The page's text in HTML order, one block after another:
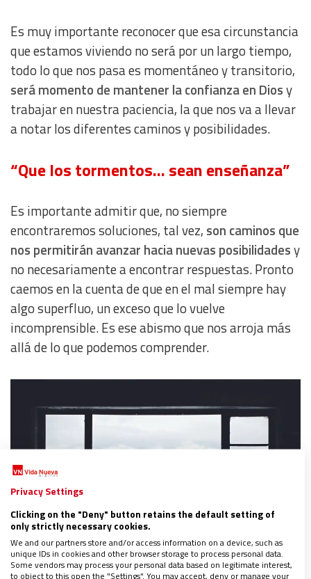
Es muy importante reconocer que esa circunstancia
que estamos viviendo no será por un largo tiempo,
todo lo que nos pasa es momentáneo y transitorio,
será momento de mantener la confianza en Diosy
trabajar en nuestra paciencia, la que nos va a llevar
a notar los diferentes caminos y posibilidades.
“Que los tormentos… sean enseñanza”
Es importante admitir que, no siempre
encontraremos soluciones, tal vez, son caminos que
nos permitirán avanzar hacia nuevas posibilidadesy
no necesariamente a encontrar respuestas. Pronto
caemos en la cuenta de que en el mal siempre hay
algo superfluo, un exceso que lo vuelve
incomprensible. Es ese abismo que nos arroja más
allá de lo que podemos comprender.
Hombre solo. Foto: Unsplash
Privacy Settings
Clicking on the "Deny" button retains the default setting of
only strictly necessary cookies.
We and our partners store and/or access information on a device, such as
unique IDs in cookies and other browser storage to process personal data.
Some vendors may process your personal data based on legitimate interest,
to object to this open the "Settings". You may accept, deny or manage your